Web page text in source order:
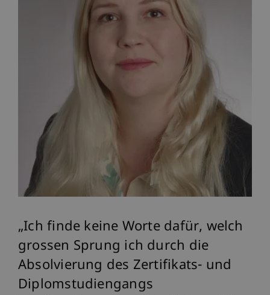
Ich finde keine Worte dafür, welch
grossen Sprung ich durch die
Absolvierung des Zertifikats- und
Diplomstudiengangs